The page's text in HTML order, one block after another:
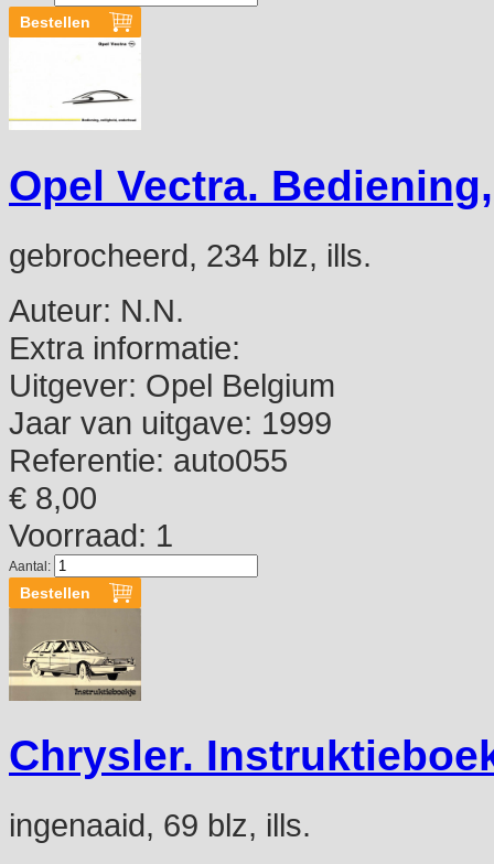
Opel Vectra.
gebrocheerd, 234 blz, ills.
Auteur: N.N.
Extra informatie:
Uitgever: Opel Belgium
Jaar van uitgave: 1999
Referentie: auto055
€ 8,00
Voorraad: 1
Aantal:
Chrysler.
ingenaaid, 69 blz, ills.